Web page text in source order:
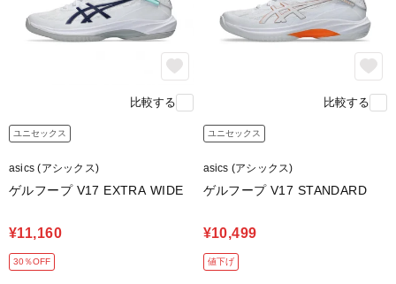
比較する
ユニセックス
asics (アシックス)
ゲルフープ V17 EXTRA WIDE
¥11,160
30％OFF
比較する
ユニセックス
asics (アシックス)
ゲルフープ V17 STANDARD
¥10,499
値下げ